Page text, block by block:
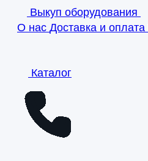
Выкуп оборудования
О нас Доставка и оплата
Каталог